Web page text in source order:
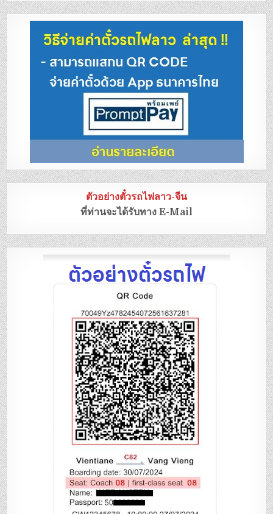
ตัวอย่างตั๋วรถไฟลาว-จีน
ที่ท่านจะได้รับทาง E-Mail